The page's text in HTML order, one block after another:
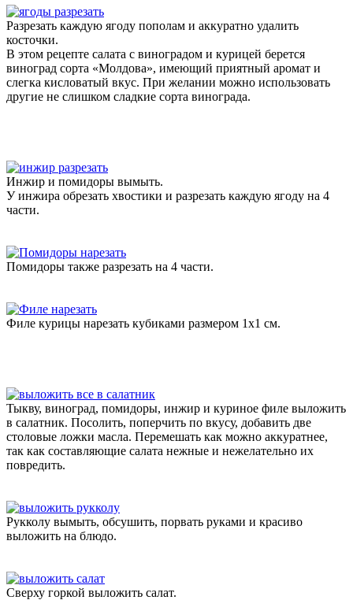
Разрезать каждую ягоду пополам и аккуратно удалить
косточки.
В этом рецепте салата с виноградом и курицей берется
виноград сорта «Молдова», имеющий приятный аромат и
слегка кисловатый вкус. При желании можно использовать
другие не слишком сладкие сорта винограда.
Инжир и помидоры вымыть.
У инжира обрезать хвостики и разрезать каждую ягоду на 4
части.
Помидоры также разрезать на 4 части.
Филе курицы нарезать кубиками размером 1х1 см.
Тыкву, виноград, помидоры, инжир и куриное филе выложить
в салатник. Посолить, поперчить по вкусу, добавить две
столовые ложки масла. Перемешать как можно аккуратнее,
так как составляющие салата нежные и нежелательно их
повредить.
Рукколу вымыть, обсушить, порвать руками и красиво
выложить на блюдо.
Сверху горкой выложить салат.